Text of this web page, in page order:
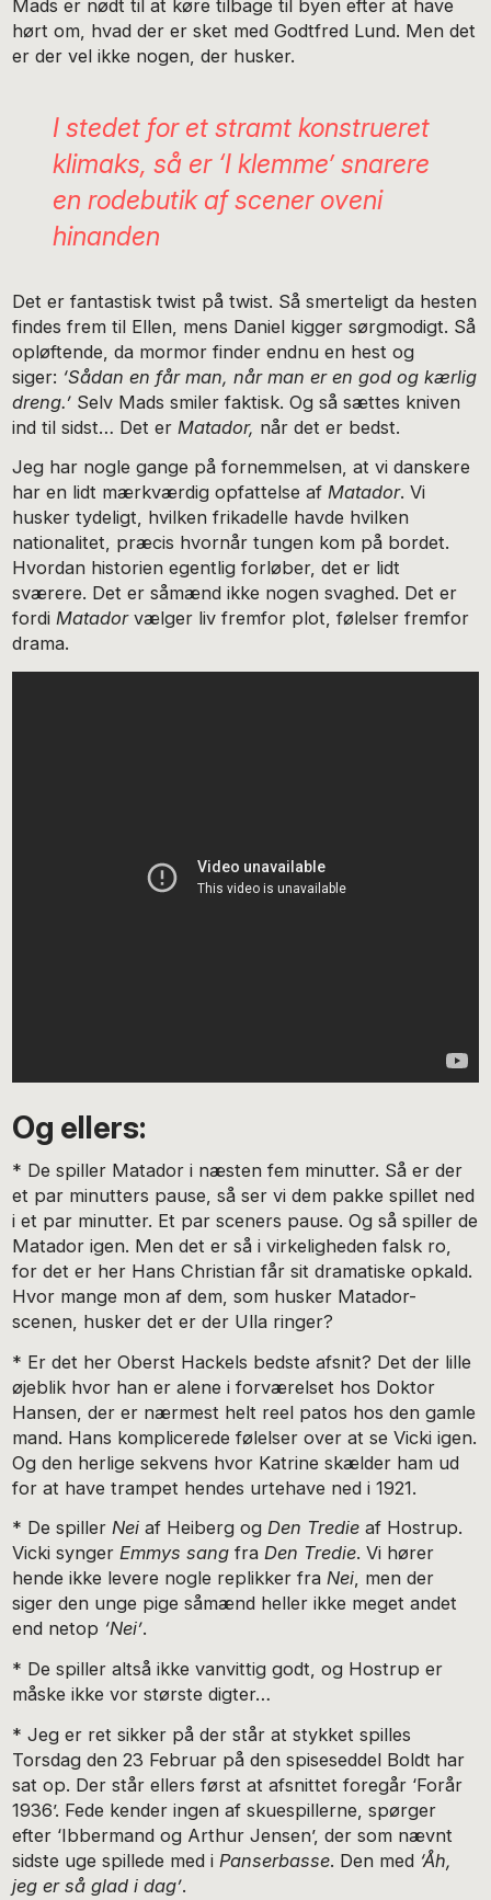
Mads er nødt til at køre tilbage til byen efter at have
hørt om, hvad der er sket med Godtfred Lund. Men det
er der vel ikke nogen, der husker.
I stedet for et stramt konstrueret
klimaks, så er ‘I klemme’ snarere
en rodebutik af scener oveni
hinanden
Det er fantastisk twist på twist. Så smerteligt da hesten
findes frem til Ellen, mens Daniel kigger sørgmodigt. Så
opløftende, da mormor finder endnu en hest og
siger: ‘Sådan en får man, når man er en god og kærlig
dreng.’ Selv Mads smiler faktisk. Og så sættes kniven
ind til sidst… Det er Matador, når det er bedst.
Jeg har nogle gange på fornemmelsen, at vi danskere
har en lidt mærkværdig opfattelse afMatador. Vi
husker tydeligt, hvilken frikadelle havde hvilken
nationalitet, præcis hvornår tungen kom på bordet.
Hvordan historien egentlig forløber, det er lidt
sværere. Det er såmænd ikke nogen svaghed. Det er
fordiMatadorvælger liv fremfor plot, følelser fremfor
drama.
Og ellers:
* De spiller Matador i næsten fem minutter. Så er der
et par minutters pause, så ser vi dem pakke spillet ned
i et par minutter. Et par sceners pause. Og så spiller de
Matador igen. Men det er så i virkeligheden falsk ro,
for det er her Hans Christian får sit dramatiske opkald.
Hvor mange mon af dem, som husker Matador-
scenen, husker det er der Ulla ringer?
* Er det her Oberst Hackels bedste afsnit? Det der lille
øjeblik hvor han er alene i forværelset hos Doktor
Hansen, der er nærmest helt reel patos hos den gamle
mand. Hans komplicerede følelser over at se Vicki igen.
Og den herlige sekvens hvor Katrine skælder ham ud
for at have trampet hendes urtehave ned i 1921.
* De spillerNei af Heiberg ogDen Tredie af Hostrup.
Vicki syngerEmmys sang fraDen Tredie. Vi hører
hende ikke levere nogle replikker fraNei, men der
siger den unge pige såmænd heller ikke meget andet
end netop ‘Nei’.
* De spiller altså ikke vanvittig godt, og Hostrup er
måske ikke vor største digter…
* Jeg er ret sikker på der står at stykket spilles
Torsdag den 23 Februar på den spiseseddel Boldt har
sat op. Der står ellers først at afsnittet foregår ‘Forår
1936’. Fede kender ingen af skuespillerne, spørger
efter ‘Ibbermand og Arthur Jensen’, der som nævnt
sidste uge spillede med i Panserbasse. Den med ‘Åh,
jeg er så glad i dag’.